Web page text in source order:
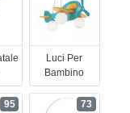
Luci Per
Bambino
95 73